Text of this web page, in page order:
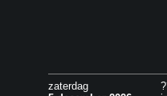
zaterdag